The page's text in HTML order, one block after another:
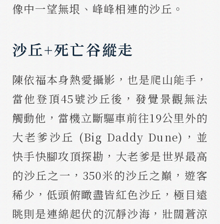
像中一望無垠、峰峰相連的沙丘。
沙丘+死亡谷縱走
陳依福本身熱愛攝影，也是爬山能手，
當他登頂45號沙丘後，發覺景觀無法
觸動他，當機立斷驅車前往19公里外的
大老爹沙丘 (Big Daddy Dune)，並
快手快腳攻頂探勘，大老爹是世界最高
的沙丘之一，350米的沙丘之巔，遊客
稀少，低頭俯瞰盡皆紅色沙丘，極目遠
眺則是連綿起伏的沉靜沙海，壯闊蒼涼